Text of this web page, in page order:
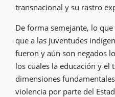
transnacional y su rastro
De forma semejante, lo
que a las juventudes
fueron y aún son negados
los cuales la educación y el
dimensiones
violencia por parte del